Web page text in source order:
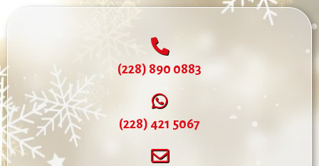
(228) 890 0883
(228) 421 5067